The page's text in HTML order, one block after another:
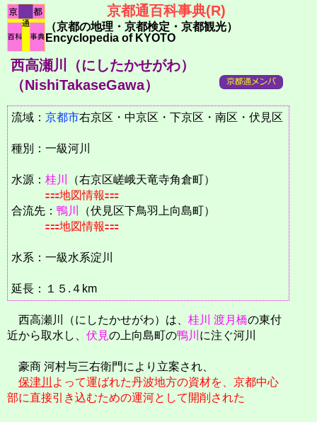
京都通百科事典(R)
（京都の地理・京都検定・京都観光）
Encyclopedia of KYOTO
西高瀬川（にしたかせがわ）
（NishiTakaseGawa）
流域： 京都市右京区・中京区・下京区・南区・伏見区
種別：一級河川
水源： 桂川
（右京区嵯峨天竜寺角倉町）
地図情報
合流先： 鴨川
（伏見区下鳥羽上向島町）
地図情報
水系：一級水系淀川
延長：１５.４km
西高瀬川（にしたかせがわ）は、 桂川 渡月橋の東付
近から取水し、 伏見の上向島町の鴨川 に注ぐ河川
豪商 河村与三右衛門により立案され、
保津川
よって運ばれた丹波地方の資材を、京都中心
部に直接引き込むための運河として開削された